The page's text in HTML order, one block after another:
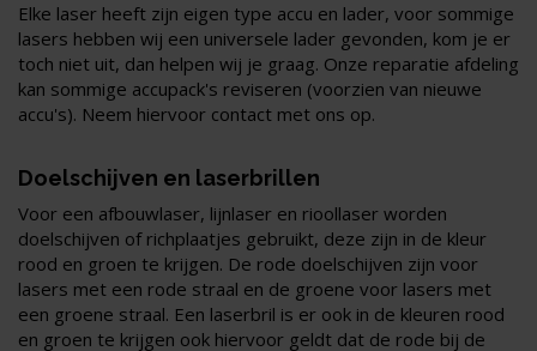
Elke laser heeft zijn eigen type accu en lader, voor sommige
lasers hebben wij een universele lader gevonden, kom je er
toch niet uit, dan helpen wij je graag. Onze reparatie afdeling
kan sommige accupack's reviseren (voorzien van nieuwe
accu's). Neem hiervoor contact met ons op.
Doelschijven en laserbrillen
Voor een afbouwlaser, lijnlaser en rioollaser worden
doelschijven of richplaatjes gebruikt, deze zijn in de kleur
rood en groen te krijgen. De rode doelschijven zijn voor
lasers met een rode straal en de groene voor lasers met
een groene straal. Een laserbril is er ook in de kleuren rood
en groen te krijgen ook hiervoor geldt dat de rode bij de